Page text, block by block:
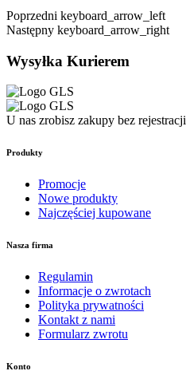
Poprzedni keyboard_arrow_left
Następny keyboard_arrow_right
Wysyłka Kurierem
U nas zrobisz zakupy bez rejestracji
Produkty
Promocje
Nowe produkty
Najczęściej kupowane
Nasza firma
Regulamin
Informacje o zwrotach
Polityka prywatności
Kontakt z nami
Formularz zwrotu
Konto